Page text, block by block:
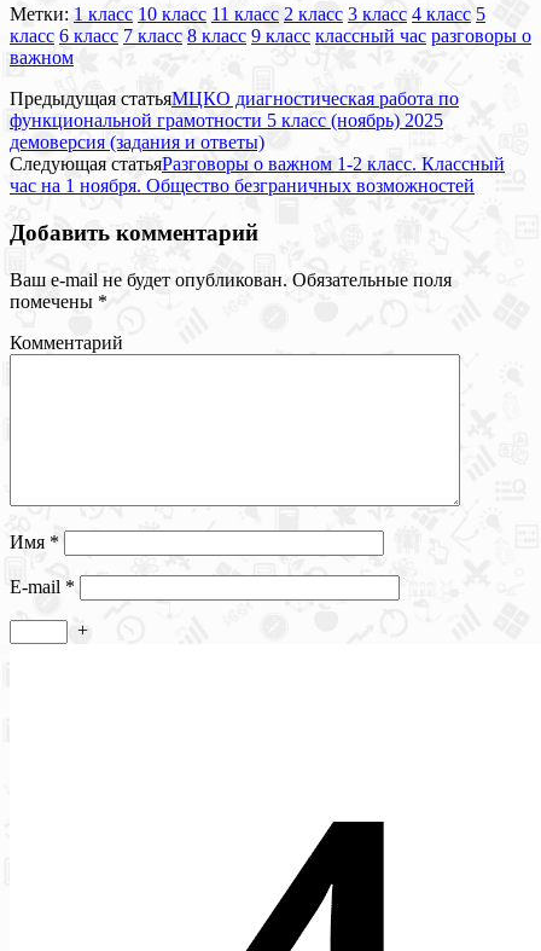
Метки: 1 класс 10 класс 11 класс 2 класс 3 класс 4 класс 5
класс 6 класс 7 класс 8 класс 9 класс классный час разговоры о
важном
Предыдущая статьяМЦКО диагностическая работа по
функциональной грамотности 5 класс (ноябрь) 2025
демоверсия (задания и ответы)
Следующая статьяРазговоры о важном 1-2 класс. Классный
час на 1 ноября. Общество безграничных возможностей
Добавить комментарий
Ваш e-mail не будет опубликован. Обязательные поля
помечены *
Комментарий
Имя *
E-mail *
+